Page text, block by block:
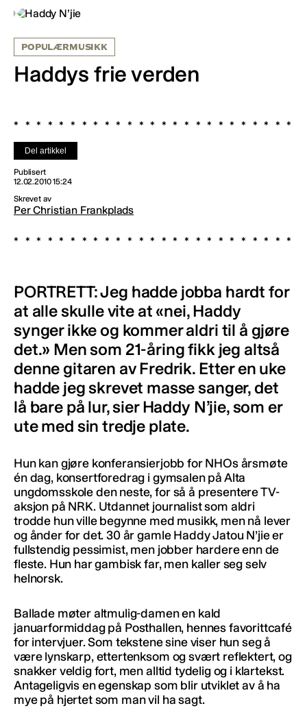
POPULÆRMUSIKK
Haddys frie verden
Del artikkel
Publisert
12.02.2010 15:24
Skrevet av
Per Christian Frankplads
PORTRETT: Jeg hadde jobba hardt for
at alle skulle vite at «nei, Haddy
synger ikke og kommer aldri til å gjøre
det.» Men som 21-åring fikk jeg altså
denne gitaren av Fredrik. Etter en uke
hadde jeg skrevet masse sanger, det
lå bare på lur, sier Haddy N’jie, som er
ute med sin tredje plate.
Hun kan gjøre konferansierjobb for NHOs årsmøte
én dag, konsertforedrag i gymsalen på Alta
ungdomsskole den neste, for så å presentere TV-
aksjon på NRK. Utdannet journalist som aldri
trodde hun ville begynne med musikk, men nå lever
og ånder for det. 30 år gamle Haddy Jatou N’jie er
fullstendig pessimist, men jobber hardere enn de
fleste. Hun har gambisk far, men kaller seg selv
helnorsk.
Ballade møter altmulig-damen en kald
januarformiddag på Posthallen, hennes favorittcafé
for intervjuer. Som tekstene sine viser hun seg å
være lynskarp, ettertenksom og svært reflektert, og
snakker veldig fort, men alltid tydelig og i klartekst.
Antageligvis en egenskap som blir utviklet av å ha
mye på hjertet som man vil ha sagt.